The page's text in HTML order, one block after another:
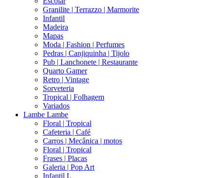
Granilite | Terrazzo | Marmorite
Infantil
Madeira
Mapas
Moda | Fashion | Perfumes
Pedras | Canjiquinha | Tijolo
Pub | Lanchonete | Restaurante
Quarto Gamer
Retro | Vintage
Sorveteria
Tropical | Folhagem
Variados
Lambe Lambe
Floral | Tropical
Cafeteria | Café
Carros | Mecânica | motos
Floral | Tropical
Frases | Placas
Galeria | Pop Art
Infantil L